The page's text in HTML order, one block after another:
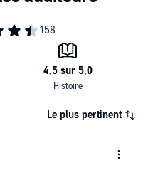
nos processus
à travers de nos illusions ;
la méditation ;
de chaque instant ;
vivre comme un guerrier et
qui sommeille en vous !
peaceful warrior." Dan
Le plus pertinent